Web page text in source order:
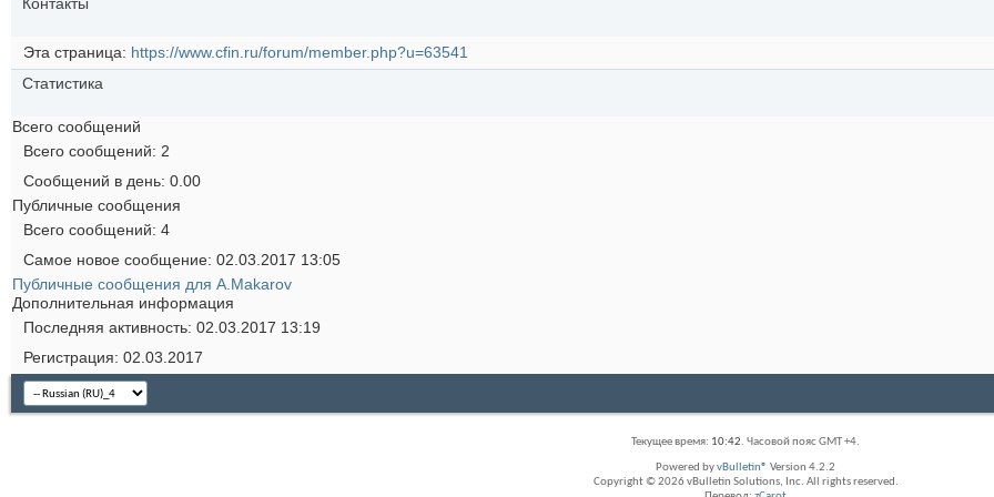
Эта страница
https://www.cfin.ru/forum/member.php?u=63541
Статистика
Всего сообщений
Всего сообщений
2
Сообщений в день 0.00
Публичные сообщения
Всего сообщений 4
Самое новое сообщение 02.03.2017 13:05
Публичные сообщения для A.Makarov
Дополнительная информация
Последняя активность 02.03.2017 13:19
Регистрация 02.03.2017
Текущее время: 10:42. Часовой пояс GMT +4.
Powered byvBulletin® Version 4.2.2
Copyright © 2026 vBulletin Solutions, Inc. All rights reserved.